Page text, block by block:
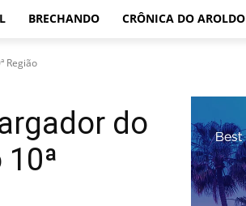
BRECHANDO CRÔNICA DO AROLDO
Região
do